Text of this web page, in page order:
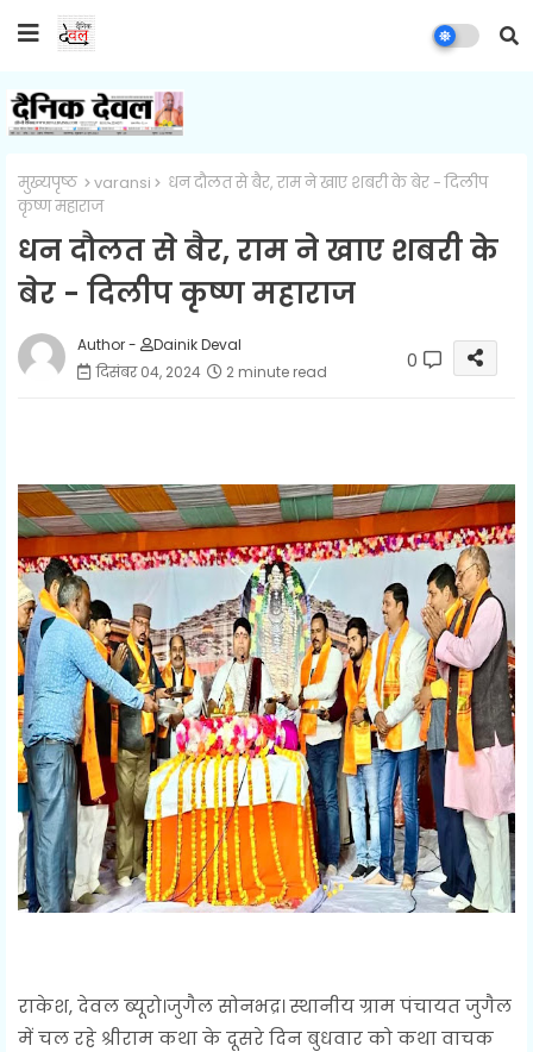
मुख्यपृष्ठ varansi
धन दौलत से बैर, राम ने खाए शबरी के बेर - दिलीप
कृष्ण महाराज
धन दौलत से बैर, राम ने खाए शबरी के
बेर - दिलीप कृष्ण महाराज
Author -
Dainik Deval
दिसंबर 04, 2024
2 minute read 0
राकेश, देवल ब्यूरो।जुगैल सोनभद्र। स्थानीय ग्राम पंचायत जुगैल
में चल रहे श्रीराम कथा के दूसरे दिन बुधवार को कथा वाचक